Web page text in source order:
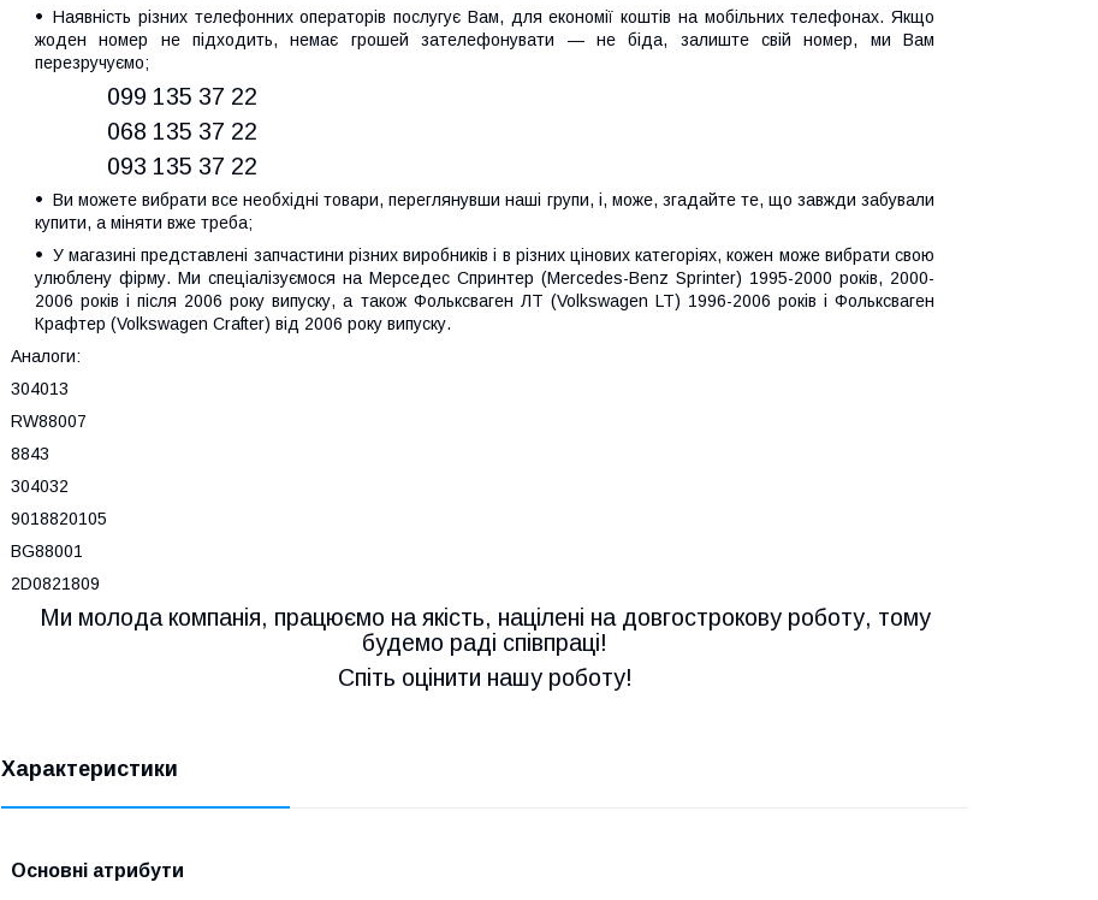
Наявність різних телефонних операторів послугує Вам, для економії коштів на мобільних телефонах. Якщо
жоден номер не підходить, немає грошей зателефонувати — не біда, залиште свій номер, ми Вам
перезручуємо;
099 135 37 22
068 135 37 22
093 135 37 22
Ви можете вибрати все необхідні товари, переглянувши наші групи, і, може, згадайте те, що завжди забували
купити, а міняти вже треба;
У магазині представлені запчастини різних виробників і в різних цінових категоріях, кожен може вибрати свою
улюблену фірму. Ми спеціалізуємося на Мерседес Спринтер (Mercedes-Benz Sprinter) 1995-2000 років, 2000-
2006 років і після 2006 року випуску, а також Фольксваген ЛТ (Volkswagen LT) 1996-2006 років і Фольксваген
Крафтер (Volkswagen Crafter) від 2006 року випуску.
Аналоги:
304013
RW88007
8843
304032
9018820105
BG88001
2D0821809
Ми молода компанія, працюємо на якість, націлені на довгострокову роботу, тому
будемо раді співпраці!
Спіть оцінити нашу роботу!
Характеристики
Основні атрибути